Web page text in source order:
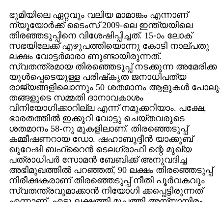
ഭൂമിയിലെ ഏറ്റവും വലിയ മാമാങ്കം എന്നാണ്‌
ന്യൂയോര്‍ക്ക്‌ ടൈംസ്‌ 2009-ലെ ഇന്ത്യയിലെ
തിരഞ്ഞടുപ്പിനെ വിശേഷിപ്പിച്ചത്‌. 15-ാം ലോക്‌
സഭയിലേക്ക്‌ എഴുപത്തിയൊന്നു കോടി നാല്‌പതു
ലക്ഷം വോട്ടര്‍മാരാ ണുണ്ടായിരുന്നത്‌.
സ്വതന്ത്രമായ തിരഞ്ഞെടുപ്പ്‌ നടക്കുന്ന അമേരിക്ക
യുള്‍പ്പെടെയുള്ള പരിഷ്‌കൃത ജനാധിപത്യ
രാജ്യങ്ങളിലൊന്നും 50 ശതമാനം ആളുകള്‍
തങ്ങളുടെ സമ്മതി ദാനാവകാശം
വിനിയോഗിക്കാറില്ല എന്ന്‌ നമുക്കറിയാം. പക്ഷേ,
ഭാരതത്തില്‍ ഇക്കുറി വോട്ടു ചെയ്‌തവരുടെ
ശതമാനം 58-നു മുകളിലാണ്‌. തിരഞ്ഞെടുപ്പ്‌
കമ്മീഷണറായ ഡോ. ഷഹാബുദ്ദീന്‍ യാക്കൂബ്‌
ഖുറേഷി ബഹ്‌റൈന്‍ ടെലഗ്രാഫി ന്റെ മുഖ്യ
പത്രാധിപര്‍ സോമന്‍ ബേബിക്ക്‌ അനുവദിച്ച
അഭിമുഖത്തില്‍ പറഞ്ഞത്‌, 90 ലക്ഷം തിരഞ്ഞെടുപ്പ്‌
നിരീക്ഷകരാണ്‌ തിരഞ്ഞെടുപ്പ്‌ നീതി പൂര്‍വകവും
സ്വതന്ത്രവുമാക്കാന്‍ നിയോഗി ക്കപ്പെട്ടിരുന്നത്‌